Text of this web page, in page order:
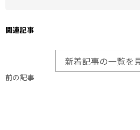
関連記事
新着記事の一覧を
前の記事